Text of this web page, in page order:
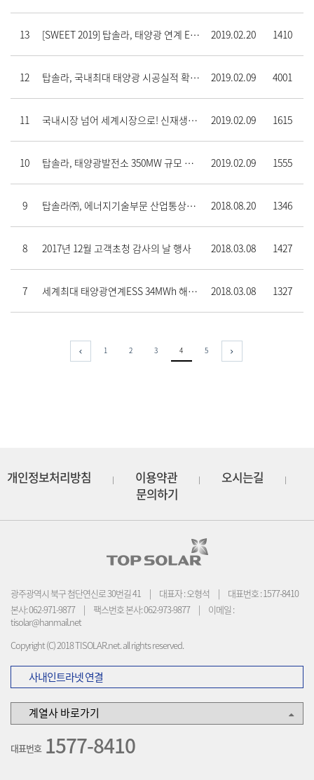
13 [SWEET 2019] 탑솔라, 태양광 연계 ESS 사업 소개 나선다 2019.02.20 1410
12 탑솔라, 국내최대 태양광 시공실적 확보… 신재생에너지시장 선도 2019.02.09 4001
11 국내시장 넘어 세계시장으로! 신재생에너지 종합그룹으로 ‘점프업’ 2019.02.09 1615
10 탑솔라, 태양광발전소 350MW 규모 시공실적 보유… 신재생에너지 최고기업 도약 2019.02.09 1555
9 탑솔라㈜, 에너지기술부문 산업통상부 장관상 수상 2018.08.20 1346
8 2017년 12월 고객초청 감사의 날 행사 2018.03.08 1427
7 세계최대 태양광연계ESS 34MWh 해남그린발전소 준공 2018.03.08 1327
1 2 3 4 5
개인정보처리방침 | 이용약관 | 오시는길 |
문의하기
광주광역시 북구 첨단연신로 30번길 41 | 대표자 : 오형석 |
대표번호 : 1577-8410
본사: 062-971-9877
| 팩스번호 본사: 062-973-9877 |
이메일 :
tisolar@hanmail.net
Copyright (C) 2018 TISOLAR.net. all rights reserved.
사내인트라넷 연결
대표번호 1577-8410